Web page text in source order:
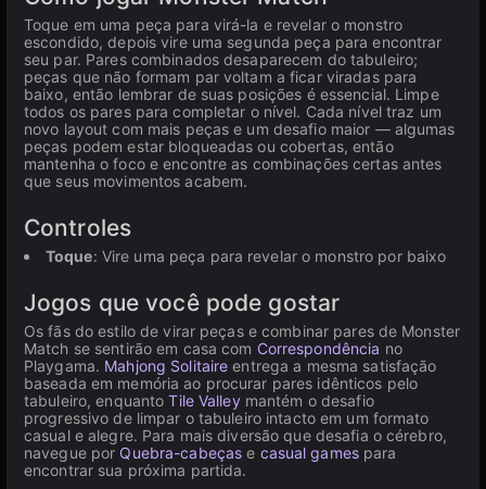
Toque em uma peça para virá-la e revelar o monstro
escondido, depois vire uma segunda peça para encontrar
seu par. Pares combinados desaparecem do tabuleiro;
peças que não formam par voltam a ficar viradas para
baixo, então lembrar de suas posições é essencial. Limpe
todos os pares para completar o nível. Cada nível traz um
novo layout com mais peças e um desafio maior — algumas
peças podem estar bloqueadas ou cobertas, então
mantenha o foco e encontre as combinações certas antes
que seus movimentos acabem.
Controles
Toque: Vire uma peça para revelar o monstro por baixo
Jogos que você pode gostar
Os fãs do estilo de virar peças e combinar pares de Monster
Match se sentirão em casa com Correspondência no
Playgama. Mahjong Solitaire entrega a mesma satisfação
baseada em memória ao procurar pares idênticos pelo
tabuleiro, enquantoTile Valleymantém o desafio
progressivo de limpar o tabuleiro intacto em um formato
casual e alegre. Para mais diversão que desafia o cérebro,
navegue por Quebra-cabeças e casual gamespara
encontrar sua próxima partida.